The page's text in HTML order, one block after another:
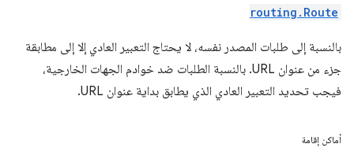
routing.Route
بالنسبة إلى طلبات المصدر نفسه، لا يحتاج التعبير العادي إلا إلى مطابقة
جزء من عنوان URL. بالنسبة الطلبات ضد خوادم الجهات الخارجية،
فيجب تحديد التعبير العادي الذي يطابق بداية عنوان URL.
أماكن إقامة